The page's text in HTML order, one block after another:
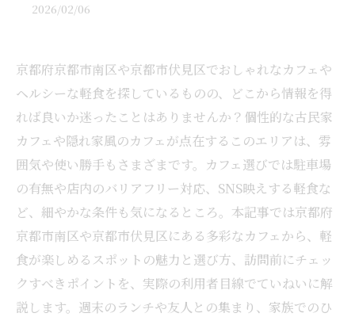
2026/02/06
京都府京都市南区や京都市伏見区でおしゃれなカフェや
ヘルシーな軽食を探しているものの、どこから情報を得
れば良いか迷ったことはありませんか？個性的な古民家
カフェや隠れ家風のカフェが点在するこのエリアは、雰
囲気や使い勝手もさまざまです。カフェ選びでは駐車場
の有無や店内のバリアフリー対応、SNS映えする軽食な
ど、細やかな条件も気になるところ。本記事では京都府
京都市南区や京都市伏見区にある多彩なカフェから、軽
食が楽しめるスポットの魅力と選び方、訪問前にチェッ
クすべきポイントを、実際の利用者目線でていねいに解
説します。週末のランチや友人との集まり、家族でのひ